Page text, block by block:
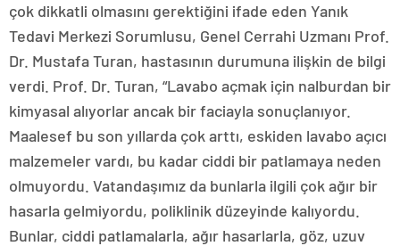
çok dikkatli olmasını gerektiğini ifade eden Yanık
Tedavi Merkezi Sorumlusu, Genel Cerrahi Uzmanı Prof.
Dr. Mustafa Turan, hastasının durumuna ilişkin de bilgi
verdi. Prof. Dr. Turan, “Lavabo açmak için nalburdan bir
kimyasal alıyorlar ancak bir faciayla sonuçlanıyor.
Maalesef bu son yıllarda çok arttı, eskiden lavabo açıcı
malzemeler vardı, bu kadar ciddi bir patlamaya neden
olmuyordu. Vatandaşımız da bunlarla ilgili çok ağır bir
hasarla gelmiyordu, poliklinik düzeyinde kalıyordu.
Bunlar, ciddi patlamalarla, ağır hasarlarla, göz, uzuv